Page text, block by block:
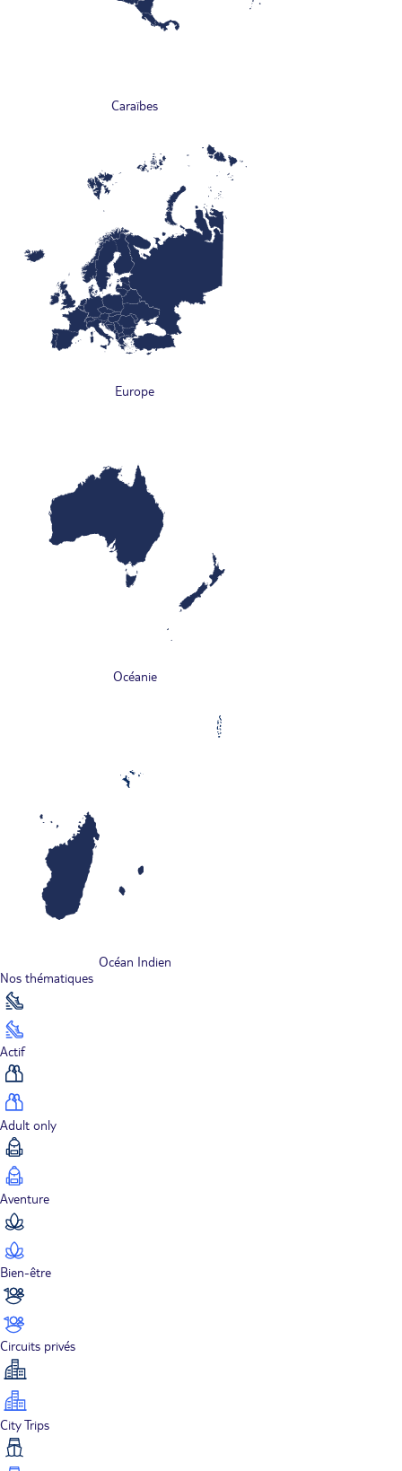
Caraïbes
Europe
Océanie
Océan Indien
Nos thématiques
Actif
Adult only
Aventure
Bien-être
Circuits privés
City Trips